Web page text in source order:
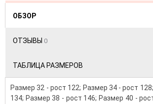
ОБЗОР
ОТЗЫВЫ 0
ТАБЛИЦА РАЗМЕРОВ
Размер 32 - рост 122; Размер 34 - рост
134; Размер 38 - рост 146; Размер 40 -